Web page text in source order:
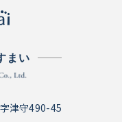
まい
津守490-45